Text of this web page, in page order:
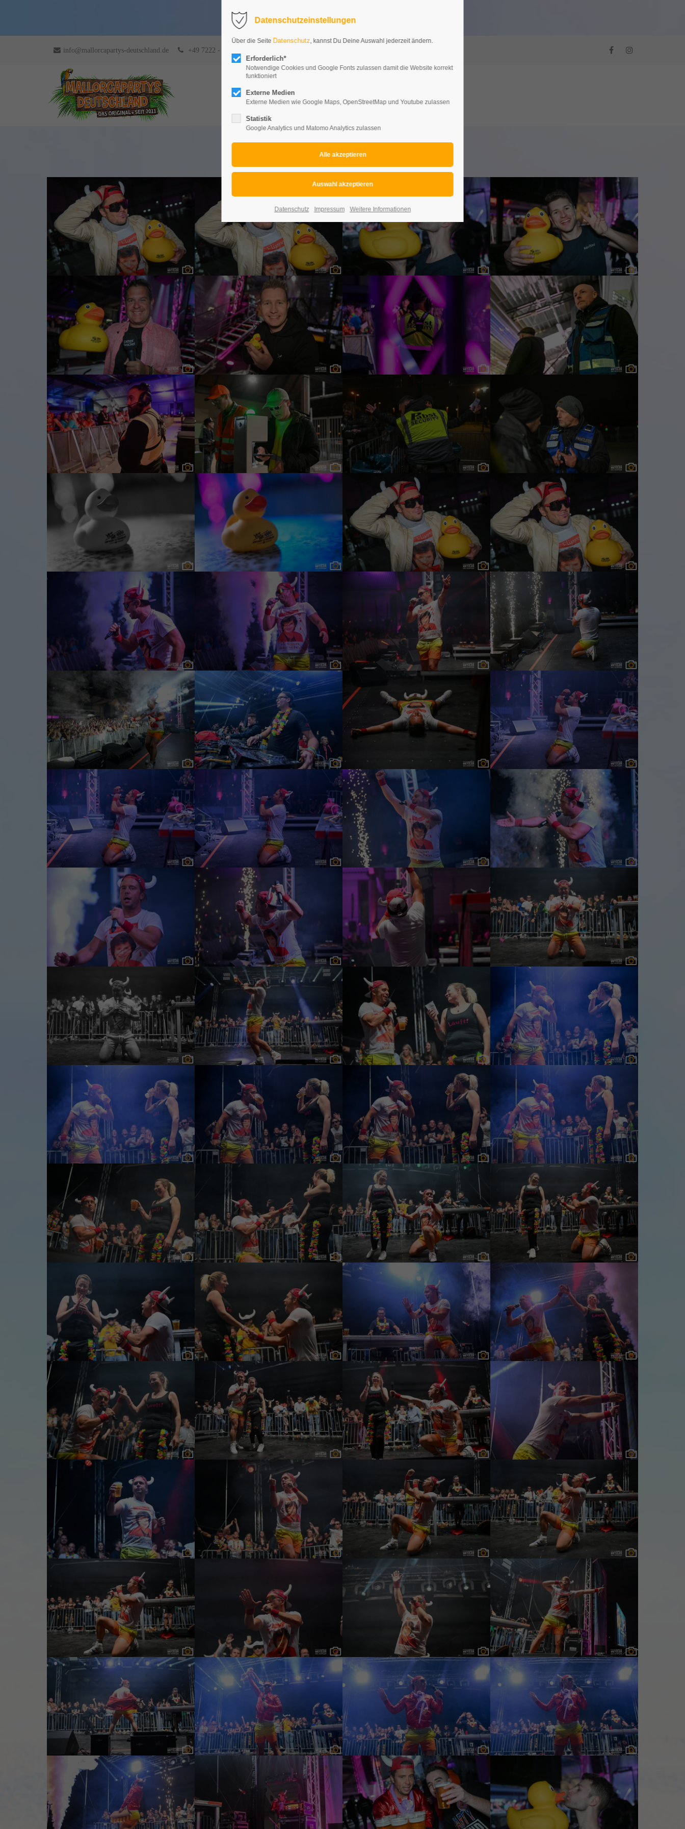
info@mallorcapartys-deutschland.de +49 7222 - 9688608
Datenschutzeinstellungen
Über die Seite Datenschutz, kannst Du Deine Auswahl jederzeit ändern.
Erforderlich*
Notwendige Cookies und Google Fonts zulassen damit die Website korrekt
funktioniert
Externe Medien
Externe Medien wie Google Maps, OpenStreetMap und Youtube zulassen
Statistik
Google Analytics und Matomo Analytics zulassen
Datenschutz Impressum Weitere Informationen